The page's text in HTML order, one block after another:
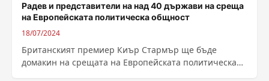
Радев и представители на над 40 държави на среща
на Европейската политическа общност
18/07/2024
Британският премиер Киър Стармър ще бъде
домакин на срещата на Европейската политическа